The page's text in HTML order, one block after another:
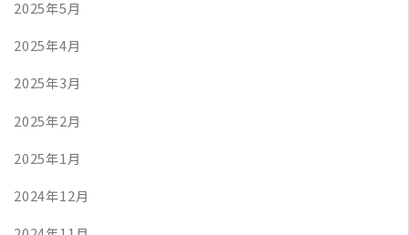
2025年5月
2025年4月
2025年3月
2025年2月
2025年1月
2024年12月